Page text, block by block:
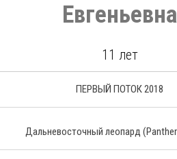
Евгеньевна
11 лет
ПЕРВЫЙ ПОТОК 2018
Дальневосточный леопард